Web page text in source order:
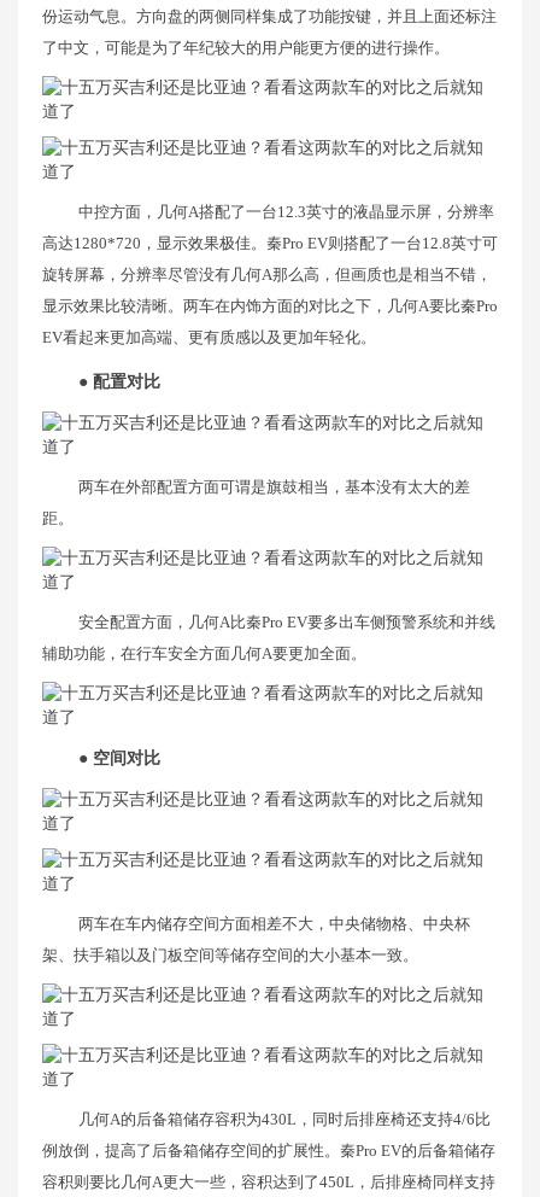
份运动气息。方向盘的两侧同样集成了功能按键，并且上面还标注
了中文，可能是为了年纪较大的用户能更方便的进行操作。
中控方面，几何A搭配了一台12.3英寸的液晶显示屏，分辨率
高达1280*720，显示效果极佳。秦Pro EV则搭配了一台12.8英寸可
旋转屏幕，分辨率尽管没有几何A那么高，但画质也是相当不错，
显示效果比较清晰。两车在内饰方面的对比之下，几何A要比秦Pro
EV看起来更加高端、更有质感以及更加年轻化。
● 配置对比
两车在外部配置方面可谓是旗鼓相当，基本没有太大的差
距。
安全配置方面，几何A比秦Pro EV要多出车侧预警系统和并线
辅助功能，在行车安全方面几何A要更加全面。
● 空间对比
两车在车内储存空间方面相差不大，中央储物格、中央杯
架、扶手箱以及门板空间等储存空间的大小基本一致。
几何A的后备箱储存容积为430L，同时后排座椅还支持4/6比
例放倒，提高了后备箱储存空间的扩展性。秦Pro EV的后备箱储存
容积则要比几何A更大一些，容积达到了450L，后排座椅同样支持